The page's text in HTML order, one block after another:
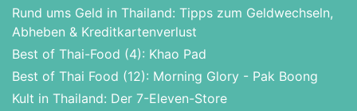
Rund ums Geld in Thailand: Tipps zum Geldwechseln,
Abheben & Kreditkartenverlust
Best of Thai-Food (4): Khao Pad
Best of Thai Food (12): Morning Glory - Pak Boong
Kult in Thailand: Der 7-Eleven-Store